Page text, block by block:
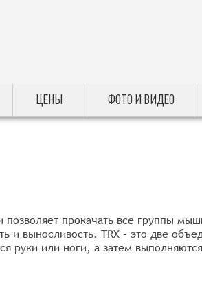
ЦЕНЫ ФОТО И ВИДЕО
позволяет прокачать все группы
и выносливость. TRX – это две
руки или ноги, а затем